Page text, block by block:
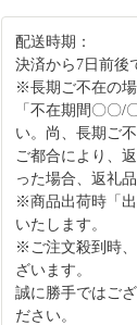
配送時期：
決済から7日前後
※長期ご不在の
「不在期間〇〇/
い。尚、長期ご
ご都合により、
った場合、返礼
※商品出荷時「
いたします。
※ご注文殺到時
ざいます。
誠に勝手ではご
ださい。